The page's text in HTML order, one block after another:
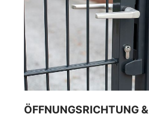
ÖFFNUNGSRICHTUNG &